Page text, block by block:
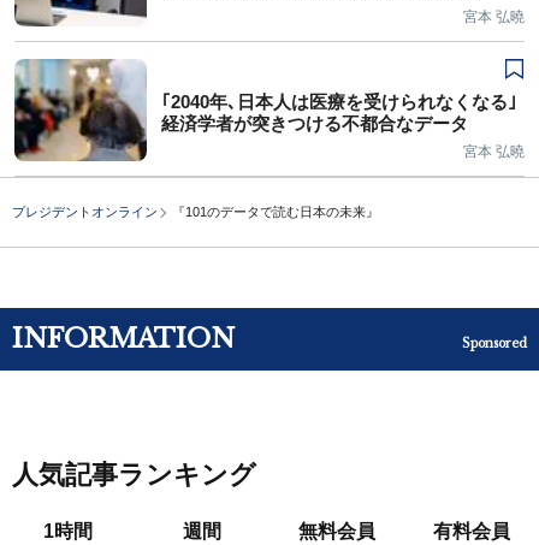
宮本 弘曉
｢2040年､日本人は医療を受けられなくなる｣
経済学者が突きつける不都合なデータ
宮本 弘曉
プレジデントオンライン 『101のデータで読む日本の未来』
INFORMATION Sponsored
人気記事ランキング
1時間 週間 無料会員 有料会員